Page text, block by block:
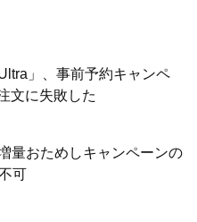
」、事前予約キャンペ
文に失敗した
量おためしキャンペーンの
可